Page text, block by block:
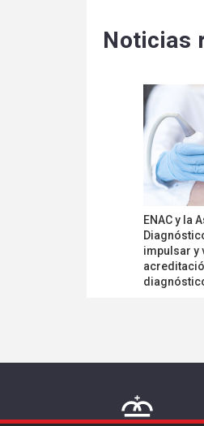
Noticias
ENAC y la
impulsar y